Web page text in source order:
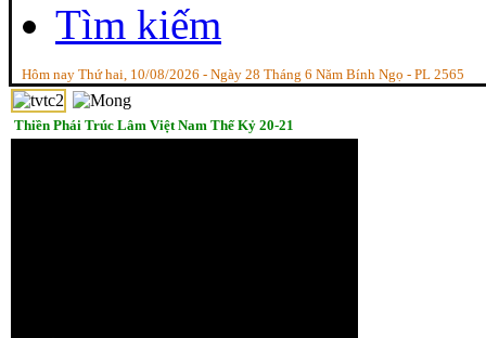
Tìm kiếm
Hôm nay Thứ hai, 10/08/2026 - Ngày 28 Tháng 6 Năm Bính Ngọ - PL 2565
Thiền Phái Trúc Lâm Việt Nam Thế Kỷ 20-21